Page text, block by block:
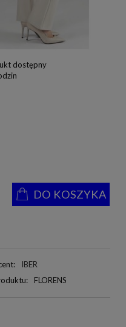
dostępny
DO KOSZYKA
IBER
FLORENS